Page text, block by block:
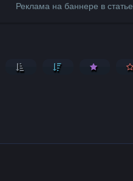
Реклама на баннере в статье.